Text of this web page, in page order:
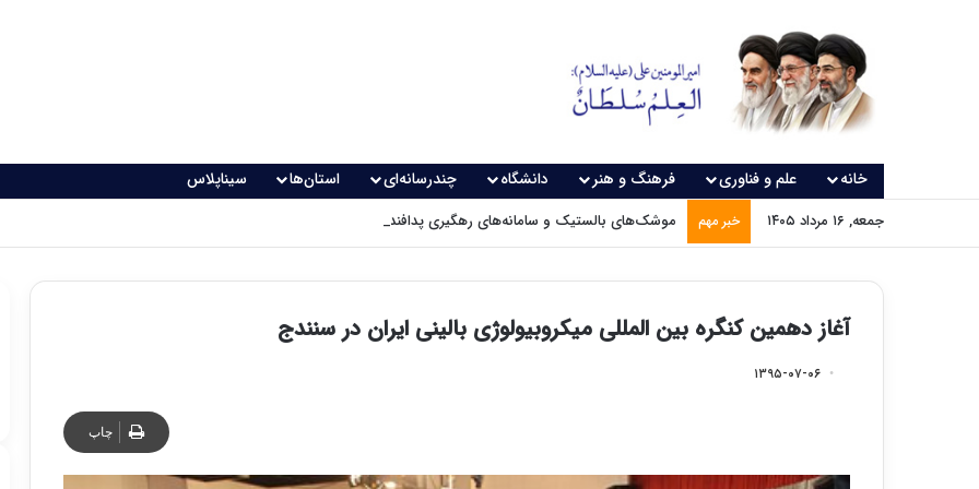
خانه علم و فناوری فرهنگ و هنر دانشگاه چندرسانه‌ای استان‌ها سیناپلاس
جمعه, ۱۶ مرداد ۱۴۰۵ خبر مهم موشک‌های بالستیک و سامانه‌های رهگیری پدافندی چگونه کار می کنند؟
آغاز دهمین کنگره بین المللی میکروبیولوژی بالینی ایران در سنندج
۱۳۹۵-۰۷-۰۶
چاپ